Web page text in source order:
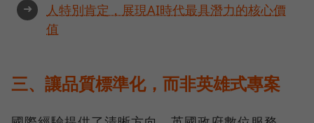
➜
人特別肯定，展現AI時代最具潛力的核心價
值
三、讓品質標準化，而非英雄式專案